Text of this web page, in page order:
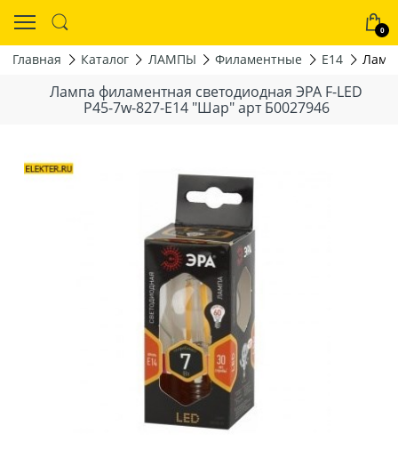
0
Главная Каталог ЛАМПЫ Филаментные Е14
Лампа филаментная светодиодная ЭРА F-LED
P45-7w-827-E14 "Шар" арт Б0027946